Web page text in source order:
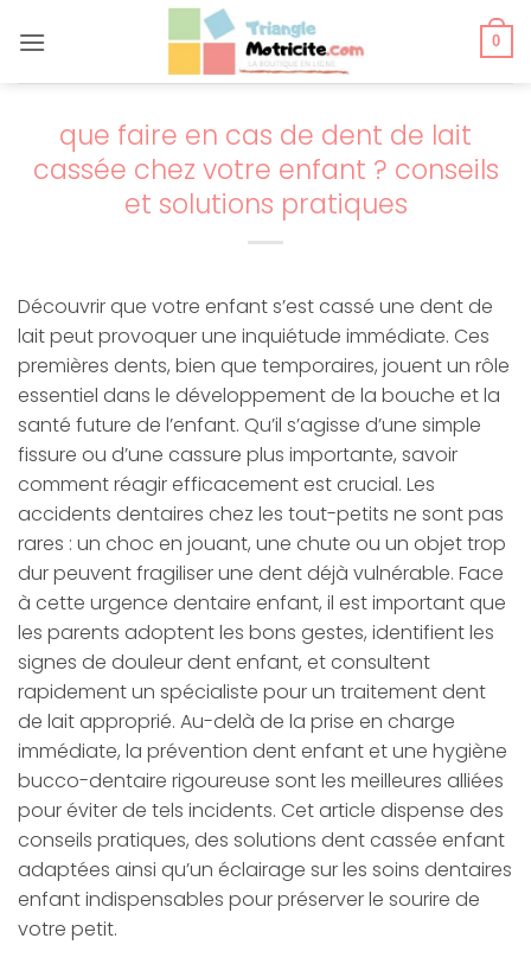
au
0
que faire en cas de dent de lait
cassée chez votre enfant ? conseils
et solutions pratiques
Découvrir que votre enfant s’est cassé une dent de
lait peut provoquer une inquiétude immédiate. Ces
premières dents, bien que temporaires, jouent un rôle
essentiel dans le développement de la bouche et la
santé future de l’enfant. Qu’il s’agisse d’une simple
fissure ou d’une cassure plus importante, savoir
comment réagir efficacement est crucial. Les
accidents dentaires chez les tout-petits ne sont pas
rares : un choc en jouant, une chute ou un objet trop
dur peuvent fragiliser une dent déjà vulnérable. Face
à cette urgence dentaire enfant, il est important que
les parents adoptent les bons gestes, identifient les
signes de douleur dent enfant, et consultent
rapidement un spécialiste pour un traitement dent
de lait approprié. Au-delà de la prise en charge
immédiate, la prévention dent enfant et une hygiène
bucco-dentaire rigoureuse sont les meilleures alliées
pour éviter de tels incidents. Cet article dispense des
conseils pratiques, des solutions dent cassée enfant
adaptées ainsi qu’un éclairage sur les soins dentaires
enfant indispensables pour préserver le sourire de
votre petit.